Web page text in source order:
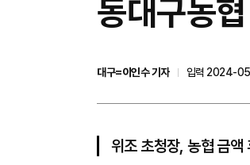
동대구농
대구=이인수 기자
입력 2024-
위조 초청장, 농협 금액